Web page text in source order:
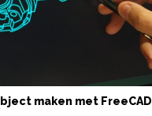
maken met FreeCAD